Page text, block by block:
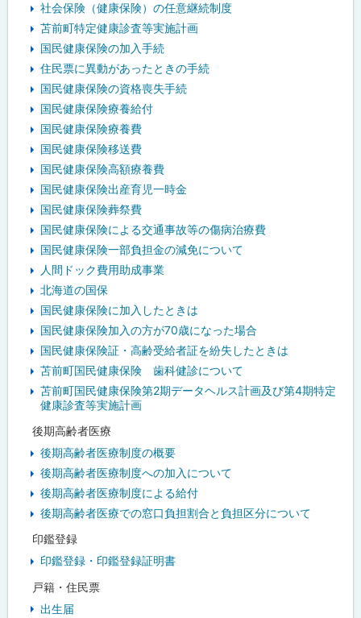
社会保険（健康保険）の任意継続制度
苫前町特定健康診査等実施計画
国民健康保険の加入手続
住民票に異動があったときの手続
国民健康保険の資格喪失手続
国民健康保険療養給付
国民健康保険療養費
国民健康保険移送費
国民健康保険高額療養費
国民健康保険出産育児一時金
国民健康保険葬祭費
国民健康保険による交通事故等の傷病治療費
国民健康保険一部負担金の減免について
人間ドック費用助成事業
北海道の国保
国民健康保険に加入したときは
国民健康保険加入の方が70歳になった場合
国民健康保険証・高齢受給者証を紛失したときは
苫前町国民健康保険 歯科健診について
苫前町国民健康保険第2期データヘルス計画及び第4期特定
健康診査等実施計画
後期高齢者医療
後期高齢者医療制度の概要
後期高齢者医療制度への加入について
後期高齢者医療制度による給付
後期高齢者医療での窓口負担割合と負担区分について
印鑑登録
印鑑登録・印鑑登録証明書
戸籍・住民票
出生届